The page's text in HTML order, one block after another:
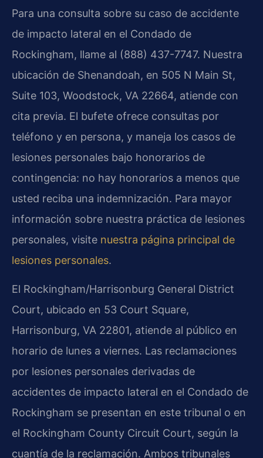
Para una consulta sobre su caso de accidente
de impacto lateral en el Condado de
Rockingham, llame al (888) 437-7747. Nuestra
ubicación de Shenandoah, en 505 N Main St,
Suite 103, Woodstock, VA 22664, atiende con
cita previa. El bufete ofrece consultas por
teléfono y en persona, y maneja los casos de
lesiones personales bajo honorarios de
contingencia: no hay honorarios a menos que
usted reciba una indemnización. Para mayor
información sobre nuestra práctica de lesiones
personales, visite nuestra página principal de
lesiones personales.
El Rockingham/Harrisonburg General District
Court, ubicado en 53 Court Square,
Harrisonburg, VA 22801, atiende al público en
horario de lunes a viernes. Las reclamaciones
por lesiones personales derivadas de
accidentes de impacto lateral en el Condado de
Rockingham se presentan en este tribunal o en
el Rockingham County Circuit Court, según la
cuantía de la reclamación. Ambos tribunales